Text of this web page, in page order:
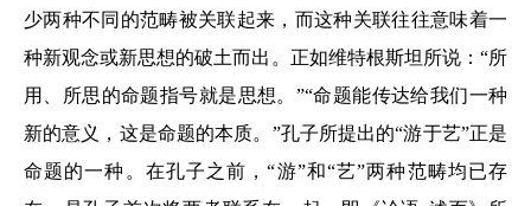
少两种不同的范畴被关联起来，而这种关联往往意味着一
种新观念或新思想的破土而出。正如维特根斯坦所说：“所
用、所思的命题指号就是思想。”“命题能传达给我们一种
新的意义，这是命题的本质。”孔子所提出的“游于艺”正是
命题的一种。在孔子之前，“游”和“艺”两种范畴均已存